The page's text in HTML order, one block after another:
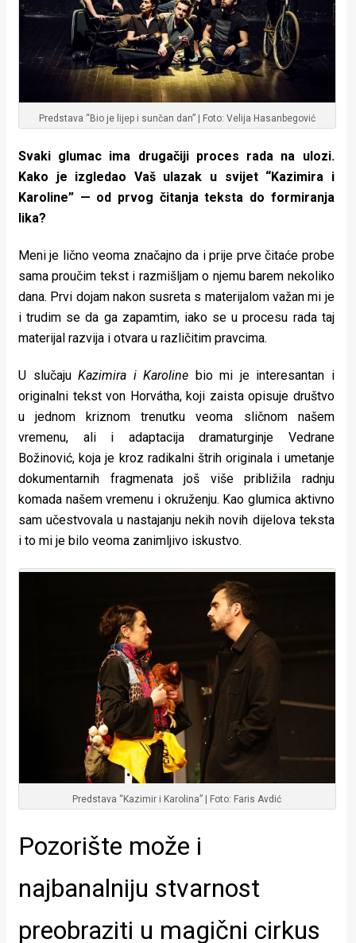
Predstava “Bio je lijep i sunčan dan” | Foto: Velija Hasanbegović
Svaki glumac ima drugačiji proces rada na ulozi.
Kako je izgledao Vaš ulazak u svijet “Kazimira i
Karoline” — od prvog čitanja teksta do formiranja
lika?
Meni je lično veoma značajno da i prije prve čitaće probe
sama proučim tekst i razmišljam o njemu barem nekoliko
dana. Prvi dojam nakon susreta s materijalom važan mi je
i trudim se da ga zapamtim, iako se u procesu rada taj
materijal razvija i otvara u različitim pravcima.
U slučajuKazimira i Karoline bio mi je interesantan i
originalni tekst von Horvátha, koji zaista opisuje društvo
u jednom kriznom trenutku veoma sličnom našem
vremenu, ali i adaptacija dramaturginje Vedrane
Božinović, koja je kroz radikalni štrih originala i umetanje
dokumentarnih fragmenata još više približila radnju
komada našem vremenu i okruženju. Kao glumica aktivno
sam učestvovala u nastajanju nekih novih dijelova teksta
i to mi je bilo veoma zanimljivo iskustvo.
Predstava “Kazimir i Karolina” | Foto: Faris Avdić
Pozorište može i
najbanalniju stvarnost
preobraziti u magični cirkus